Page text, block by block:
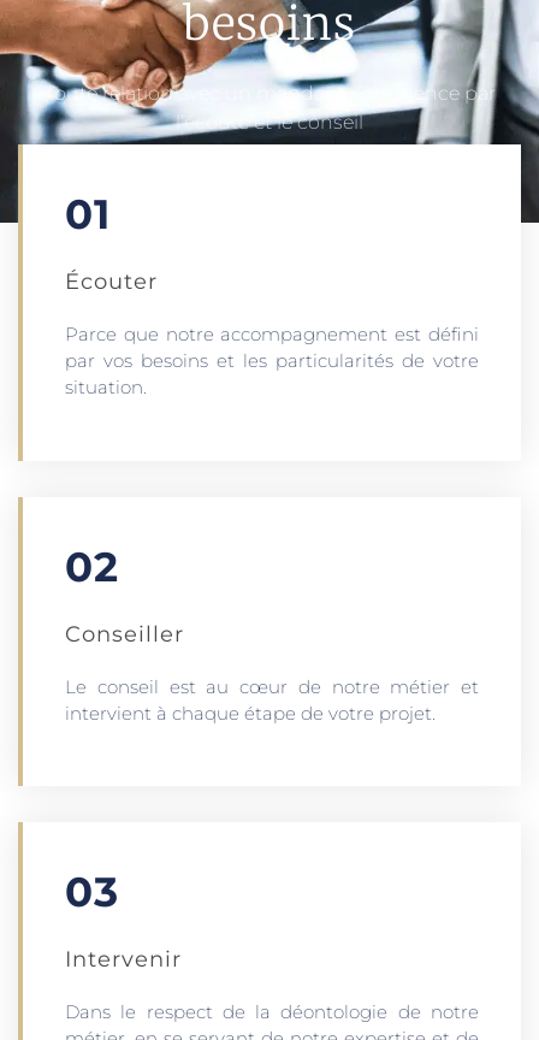
besoins
Toute relation avec un mandant commence par
l’écoute et le conseil
01
Écouter​
Parce que notre accompagnement est défini
par vos besoins et les particularités de votre
situation.
02
Conseiller
Le conseil est au cœur de notre métier et
intervient à chaque étape de votre projet.
03
Intervenir
Dans le respect de la déontologie de notre